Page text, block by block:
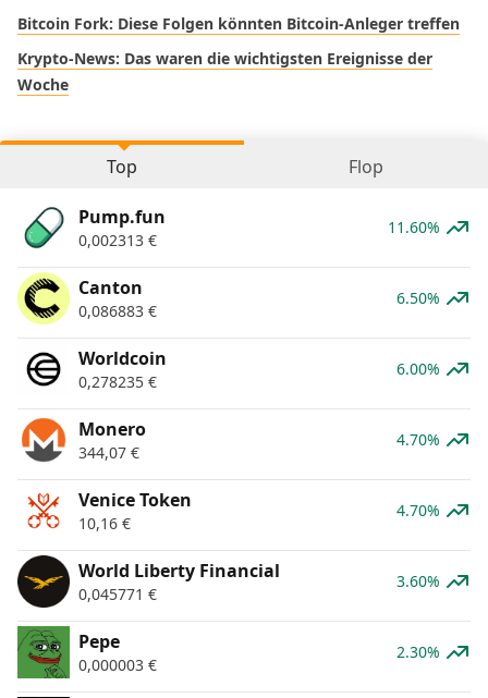
Bitcoin Fork: Diese Folgen könnten Bitcoin-Anleger treffen
Krypto-News: Das waren die wichtigsten Ereignisse der
Woche
Top Flop
Pump.fun
0,002313 €
11.60%
Canton
0,086883 €
6.50%
Worldcoin
0,278235 €
6.00%
Monero
344,07 €
4.70%
Venice Token
10,16 €
4.70%
World Liberty Financial
0,045771 €
3.60%
Pepe
0,000003 €
2.30%